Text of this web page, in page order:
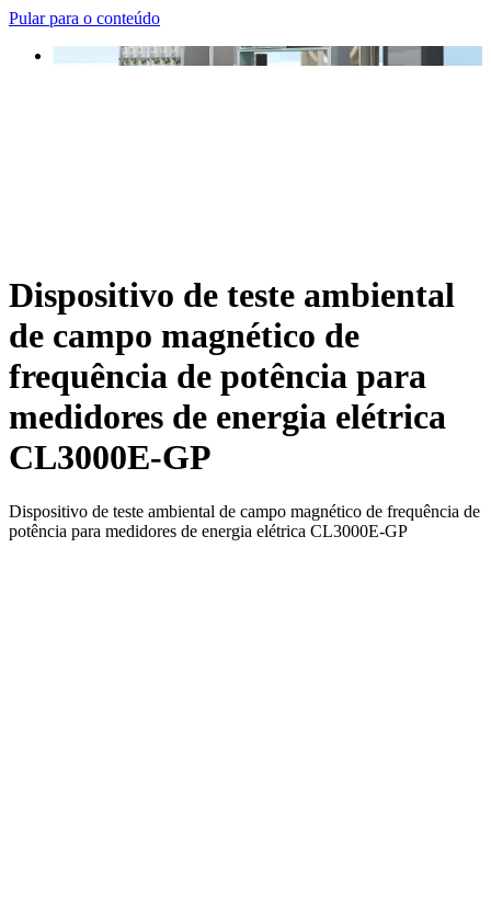
Pular para o conteúdo
Dispositivo de teste ambiental
de campo magnético de
frequência de potência para
medidores de energia elétrica
CL3000E-GP
Dispositivo de teste ambiental de campo magnético de frequência de
potência para medidores de energia elétrica CL3000E-GP